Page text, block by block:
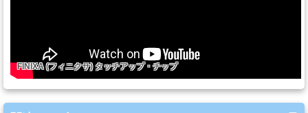
レ
ッ
サ
FINIXA (フィニクサ) タッチアップ・チップ